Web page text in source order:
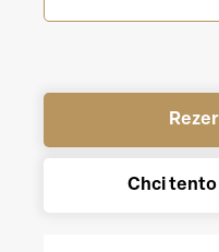
Chci tento